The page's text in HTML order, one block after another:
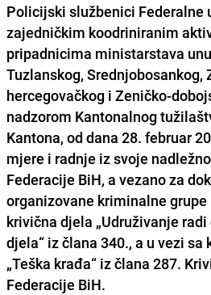
Policijski službenici Federalne
zajedničkim koodriniranim
pripadnicima ministarstava
Tuzlanskog, Srednjobosankog,
hercegovačkog i Zeničko-
nadzorom Kantonalnog
Kantona, od dana 28. februar
mjere i radnje iz svoje
Federacije BiH, a vezano za
organizovane kriminalne grupe
krivična djela „Udruživanje
djela“ iz člana 340., a u vezi
„Teška krađa“ iz člana 287.
Federacije BiH.